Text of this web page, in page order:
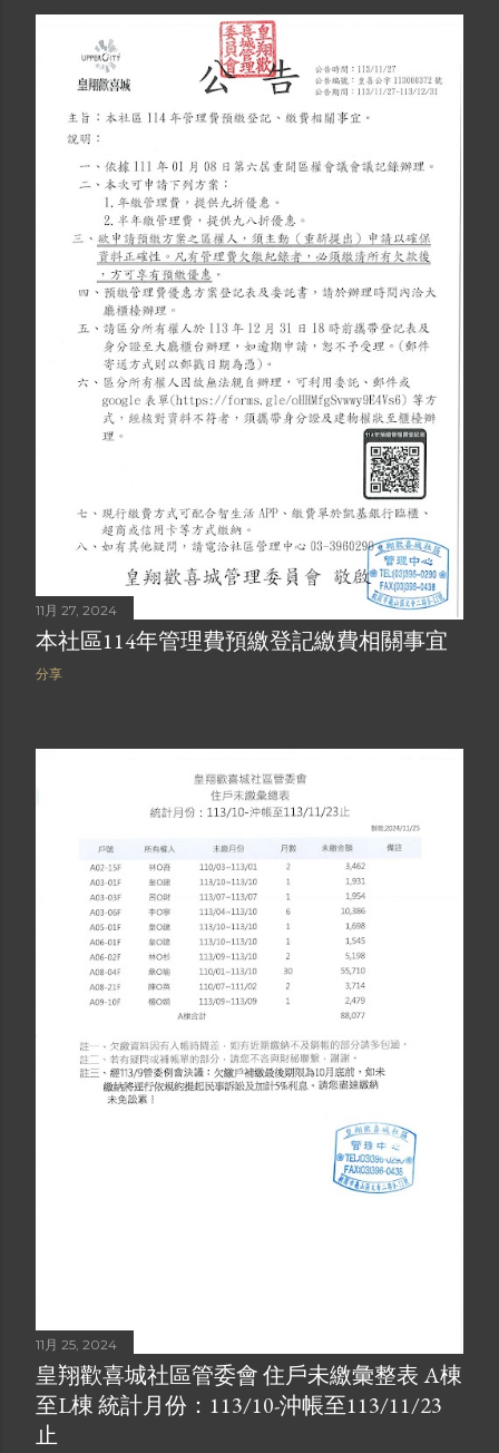
11月 27, 2024
本社區114年管理費預繳登記繳費相關事宜
分享
11月 25, 2024
皇翔歡喜城社區管委會 住戶未繳彙整表 A棟
至L棟 統計月份：113/10-沖帳至113/11/23
止